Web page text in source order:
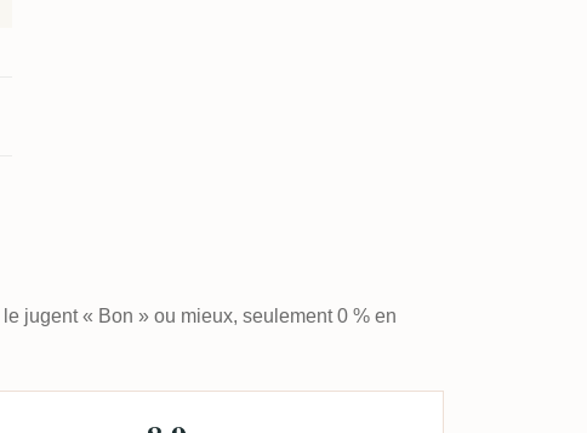
jugent « Bon » ou mieux, seulement 0 % en